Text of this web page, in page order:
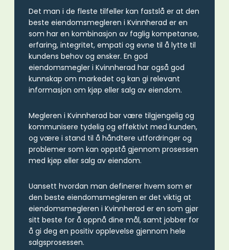
Det man i de fleste tilfeller kan fastslå er at den
beste eiendomsmegleren i Kvinnherad er en
som har en kombinasjon av faglig kompetanse,
erfaring, integritet, empati og evne til å lytte til
kundens behov og ønsker. En god
eiendomsmegler i Kvinnherad har også god
kunnskap om markedet og kan gi relevant
informasjon om kjøp eller salg av eiendom.
Megleren i Kvinnherad bør være tilgjengelig og
kommunisere tydelig og effektivt med kunden,
og være i stand til å håndtere utfordringer og
problemer som kan oppstå gjennom prosessen
med kjøp eller salg av eiendom.
Uansett hvordan man definerer hvem som er
den beste eiendomsmegleren er det viktig at
eiendomsmegleren i Kvinnherad er en som gjør
sitt beste for å oppnå dine mål, samt jobber for
å gi deg en positiv opplevelse gjennom hele
salgsprosessen.